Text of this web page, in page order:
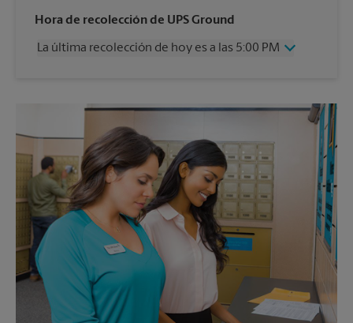
Miércoles
5:00 PM
Viernes
5:00 PM
Hora de recolección de UPS Ground
La última recolección de hoy es a las 5:00 PM
Sin Recolección
Domingo
Sin Recolección
Lunes
5:00 PM
Martes
5:00 PM